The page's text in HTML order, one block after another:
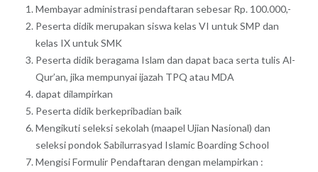
Membayar administrasi pendaftaran sebesar Rp. 100.000,-
Peserta didik merupakan siswa kelas VI untuk SMP dan
kelas IX untuk SMK
Peserta didik beragama Islam dan dapat baca serta tulis Al-
Qur’an, jika mempunyai ijazah TPQ atau MDA
dapat dilampirkan
Peserta didik berkepribadian baik
Mengikuti seleksi sekolah (maapel Ujian Nasional) dan
seleksi pondok Sabilurrasyad Islamic Boarding School
Mengisi Formulir Pendaftaran dengan melampirkan :